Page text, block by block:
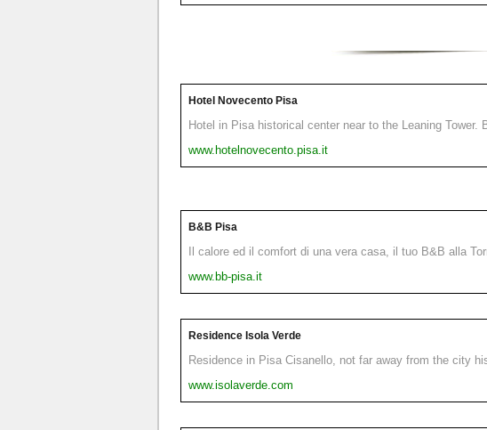
Hotel Novecento Pisa
Hotel in Pisa historical center near to the Leaning Tower.
www.hotelnovecento.pisa.it
B&B Pisa
Il calore ed il comfort di una vera casa, il tuo B&B alla
www.bb-pisa.it
Residence Isola Verde
Residence in Pisa Cisanello, not far away from the city
www.isolaverde.com